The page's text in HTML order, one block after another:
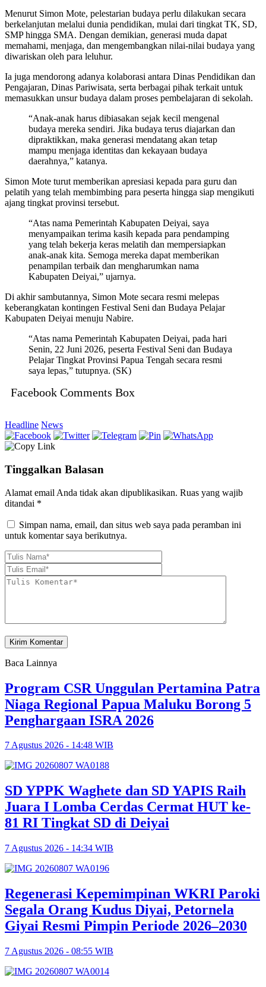
Menurut Simon Mote, pelestarian budaya perlu dilakukan secara
berkelanjutan melalui dunia pendidikan, mulai dari tingkat TK, SD,
SMP hingga SMA. Dengan demikian, generasi muda dapat
memahami, menjaga, dan mengembangkan nilai-nilai budaya yang
diwariskan oleh para leluhur.
Ia juga mendorong adanya kolaborasi antara Dinas Pendidikan dan
Pengajaran, Dinas Pariwisata, serta berbagai pihak terkait untuk
memasukkan unsur budaya dalam proses pembelajaran di sekolah.
“Anak-anak harus dibiasakan sejak kecil mengenal
budaya mereka sendiri. Jika budaya terus diajarkan dan
dipraktikkan, maka generasi mendatang akan tetap
mampu menjaga identitas dan kekayaan budaya
daerahnya,” katanya.
Simon Mote turut memberikan apresiasi kepada para guru dan
pelatih yang telah membimbing para peserta hingga siap mengikuti
ajang tingkat provinsi tersebut.
“Atas nama Pemerintah Kabupaten Deiyai, saya
menyampaikan terima kasih kepada para pendamping
yang telah bekerja keras melatih dan mempersiapkan
anak-anak kita. Semoga mereka dapat memberikan
penampilan terbaik dan mengharumkan nama
Kabupaten Deiyai,” ujarnya.
Di akhir sambutannya, Simon Mote secara resmi melepas
keberangkatan kontingen Festival Seni dan Budaya Pelajar
Kabupaten Deiyai menuju Nabire.
“Atas nama Pemerintah Kabupaten Deiyai, pada hari
Senin, 22 Juni 2026, peserta Festival Seni dan Budaya
Pelajar Tingkat Provinsi Papua Tengah secara resmi
saya lepas,” tutupnya. (SK)
Facebook Comments Box
Headline News
Tinggalkan Balasan
Alamat email Anda tidak akan dipublikasikan. Ruas yang wajib
ditandai *
Simpan nama, email, dan situs web saya pada peramban ini
untuk komentar saya berikutnya.
Baca Lainnya
Program CSR Unggulan Pertamina Patra
Niaga Regional Papua Maluku Borong 5
Penghargaan ISRA 2026
7 Agustus 2026 - 14:48 WIB
SD YPPK Waghete dan SD YAPIS Raih
Juara I Lomba Cerdas Cermat HUT ke-
81 RI Tingkat SD di Deiyai
7 Agustus 2026 - 14:34 WIB
Regenerasi Kepemimpinan WKRI Paroki
Segala Orang Kudus Diyai, Petornela
Giyai Resmi Pimpin Periode 2026–2030
7 Agustus 2026 - 08:55 WIB